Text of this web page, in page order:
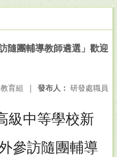
隨團輔導教師遴選」歡迎
發布人： 研發處職員
育組 |
級中等學校新
參訪隨團輔導